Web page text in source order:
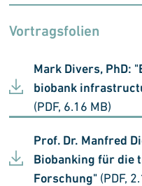
Vortragsfolien
Mark Divers, PhD:
biobank
(PDF, 6.16 MB)
Prof. Dr. Manfred
Biobanking für die
Forschung" (PDF,